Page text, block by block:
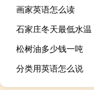
画家英语怎么读
石家庄冬天最低水温
松树油多少钱一吨
分类用英语怎么说